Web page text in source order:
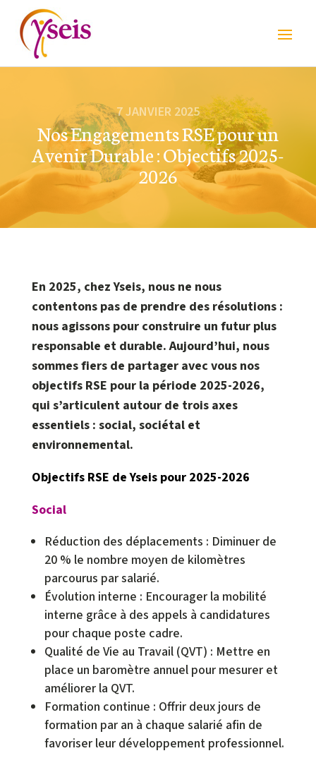
Panneau de gestion des cookies
7 JANVIER 2025
Nos Engagements RSE pour un
Avenir Durable : Objectifs 2025-
2026
En 2025, chez Yseis, nous ne nous
contentons pas de prendre des résolutions :
nous agissons pour construire un futur plus
responsable et durable. Aujourd’hui, nous
sommes fiers de partager avec vous nos
objectifs RSE pour la période 2025-2026,
qui s’articulent autour de trois axes
essentiels : social, sociétal et
environnemental.
Objectifs RSE de Yseis pour 2025-2026
Social
Réduction des déplacements : Diminuer de
20 % le nombre moyen de kilomètres
parcourus par salarié.
Évolution interne : Encourager la mobilité
interne grâce à des appels à candidatures
pour chaque poste cadre.
Qualité de Vie au Travail (QVT) : Mettre en
place un baromètre annuel pour mesurer et
améliorer la QVT.
Formation continue : Offrir deux jours de
formation par an à chaque salarié afin de
favoriser leur développement professionnel.